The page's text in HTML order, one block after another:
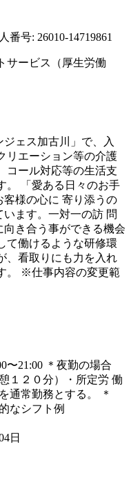
番号: 26010-14719861
サービス（厚生労働
ェス加古川」で、入
リエーション等の介護
コール対応等の生活支
。 「愛ある日々のお手
様の心に 寄り添うの
ます。一対一の訪 問
き合う事ができる機会
て働けるような研修環
、看取りにも力を入れ
。 ※仕事内容の変更範
〜21:00 ＊夜勤の場合
１２０分）・所定労 働
通常勤務とする。 ＊
なシフト例
日